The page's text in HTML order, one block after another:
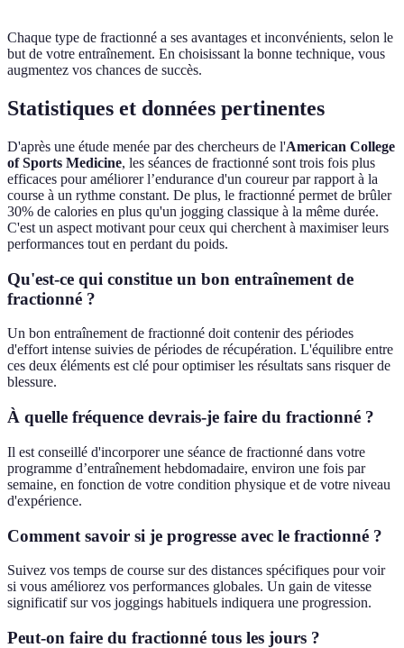
Chaque type de fractionné a ses avantages et inconvénients, selon le
but de votre entraînement. En choisissant la bonne technique, vous
augmentez vos chances de succès.
Statistiques et données pertinentes
D'après une étude menée par des chercheurs de l'American College
of Sports Medicine, les séances de fractionné sont trois fois plus
efficaces pour améliorer l’endurance d'un coureur par rapport à la
course à un rythme constant. De plus, le fractionné permet de brûler
30% de calories en plus qu'un jogging classique à la même durée.
C'est un aspect motivant pour ceux qui cherchent à maximiser leurs
performances tout en perdant du poids.
Qu'est-ce qui constitue un bon entraînement de
fractionné ?
Un bon entraînement de fractionné doit contenir des périodes
d'effort intense suivies de périodes de récupération. L'équilibre entre
ces deux éléments est clé pour optimiser les résultats sans risquer de
blessure.
À quelle fréquence devrais-je faire du fractionné ?
Il est conseillé d'incorporer une séance de fractionné dans votre
programme d’entraînement hebdomadaire, environ une fois par
semaine, en fonction de votre condition physique et de votre niveau
d'expérience.
Comment savoir si je progresse avec le fractionné ?
Suivez vos temps de course sur des distances spécifiques pour voir
si vous améliorez vos performances globales. Un gain de vitesse
significatif sur vos joggings habituels indiquera une progression.
Peut-on faire du fractionné tous les jours ?